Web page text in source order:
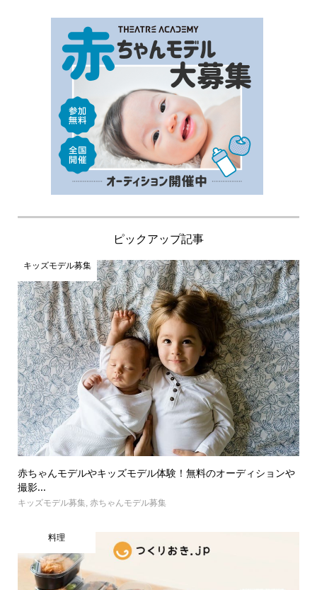
ピックアップ記事
キッズモデル募集
赤ちゃんモデルやキッズモデル体験！無料のオーディションや
撮影...
キッズモデル募集 赤ちゃんモデル募集
料理